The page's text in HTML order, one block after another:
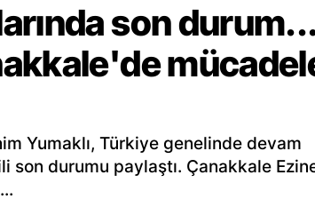
son
Yumaklı, Türkiye genelinde devam
son durumu paylaştı. Çanakkale